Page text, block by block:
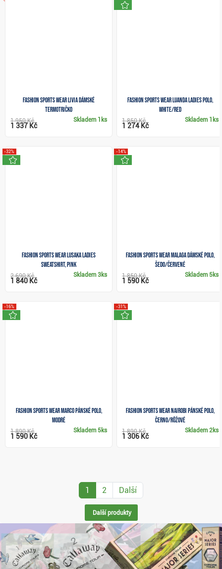
Fashion Sports Wear LIVIA dámské
termotričko
Skladem 1ks
1 950 Kč
1 337 Kč
Fashion Sports Wear Luanda ladies polo,
white/red
Skladem 1ks
1 850 Kč
1 274 Kč
Fashion Sports Wear Lusaka ladies
sweatshirt, pink
-32%
Skladem3ks
2 690 Kč
1 840 Kč
Fashion Sports Wear Malaga dámské polo,
šedo/červené
-14%
Skladem 5ks
1 850 Kč
1 590 Kč
Fashion Sports Wear Marco pánské polo,
modré
-16%
Skladem 5ks
1 890 Kč
1 590 Kč
Fashion Sports Wear Nairobi pánské polo,
černo/růžové
-31%
Skladem 2ks
1 890 Kč
1 306 Kč
1 2 Další
Další produkty